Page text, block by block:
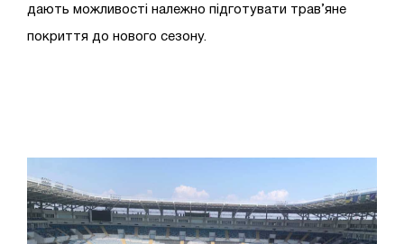
дають можливості належно підготувати трав’яне
покриття до нового сезону.